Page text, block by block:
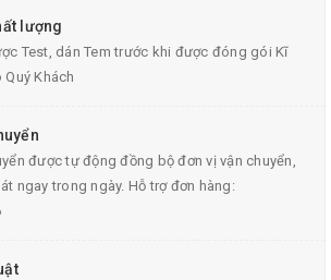
lượng
Test, dán Tem trước khi được đóng gói Kĩ
Khách
được tự động đồng bộ đơn vị vận chuyển,
ngay trong ngày. Hỗ trợ đơn hàng: